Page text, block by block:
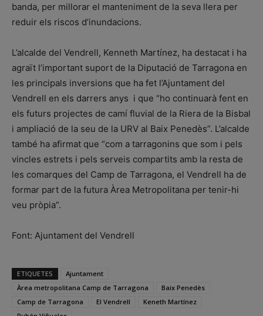
banda, per millorar el manteniment de la seva llera per
reduir els riscos d’inundacions.
L’alcalde del Vendrell, Kenneth Martínez, ha destacat i ha
agraït l’important suport de la Diputació de Tarragona en
les principals inversions que ha fet l’Ajuntament del
Vendrell en els darrers anys i que “ho continuarà fent en
els futurs projectes de camí fluvial de la Riera de la Bisbal
i ampliació de la seu de la URV al Baix Penedès”. L’alcalde
també ha afirmat que “com a tarragonins que som i pels
vincles estrets i pels serveis compartits amb la resta de
les comarques del Camp de Tarragona, el Vendrell ha de
formar part de la futura Àrea Metropolitana per tenir-hi
veu pròpia”.
Font: Ajuntament del Vendrell
ETIQUETES
Ajuntament
Àrea metropolitana Camp de Tarragona
Baix Penedès
Camp de Tarragona
El Vendrell
Keneth Martínez